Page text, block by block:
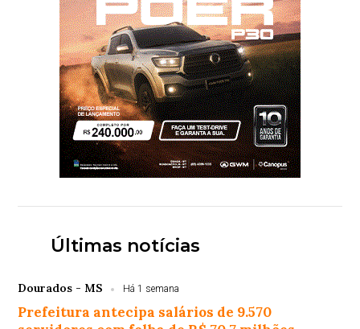
Últimas notícias
Dourados - MS Há 1 semana
Prefeitura antecipa salários de 9.570